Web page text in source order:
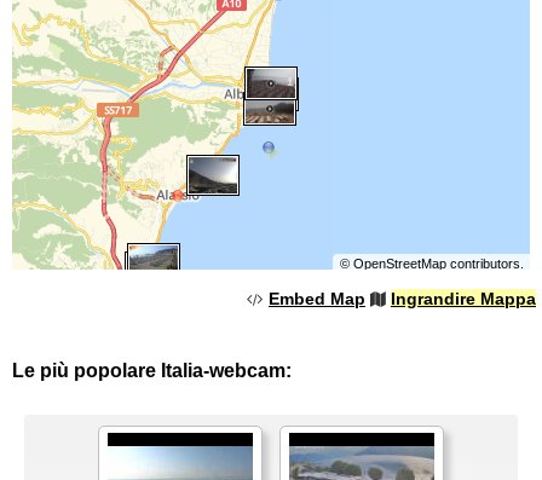
© OpenStreetMapcontributors.
Embed Map Ingrandire Mappa
Le più popolare Italia-webcam: